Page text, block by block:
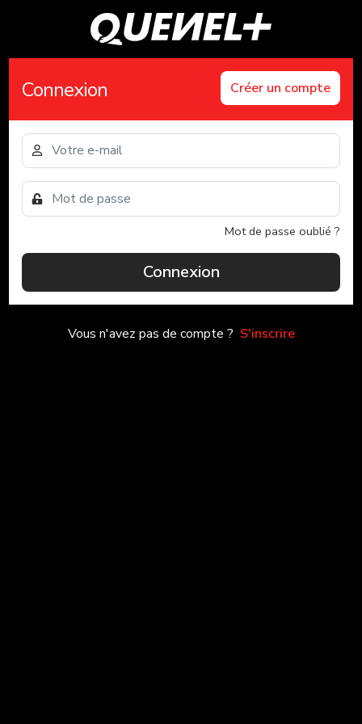
Connexion Créer un compte
Mot de passe oublié ?
Connexion
Vous n'avez pas de compte ? S'inscrire